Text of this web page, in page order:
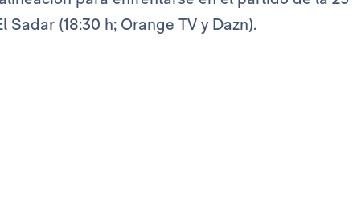
Sadar (18:30 h; Orange TV y Dazn).